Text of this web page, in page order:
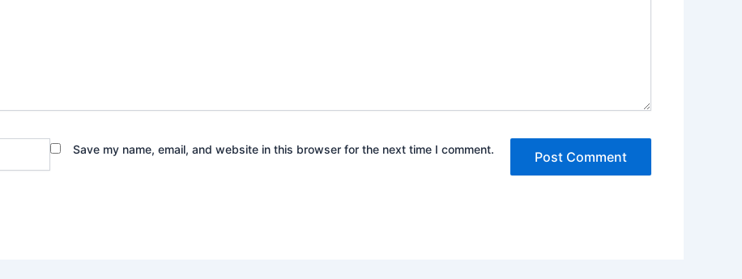
Save my name, email, and website in this browser for the next time I comment.